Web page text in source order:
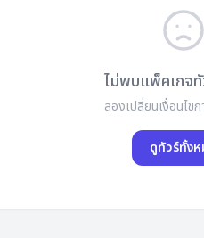
ไม่พบแพ็คเกจ
ลองเปลี่ยนเงื่อนไข
ดูทัวร์ทั้ง